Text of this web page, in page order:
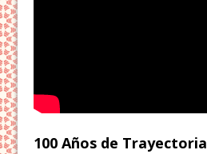
100 Años de Trayectoria